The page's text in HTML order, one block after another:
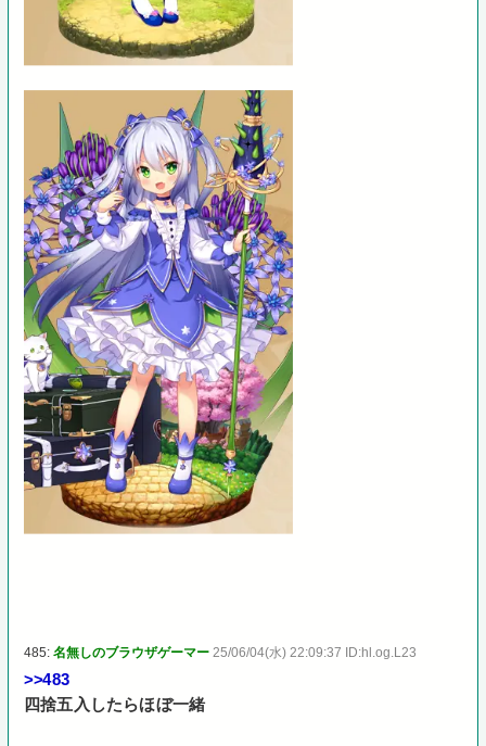
485:名無しのブラウザゲーマー 25/06/04(水) 22:09:37 ID:hl.og.L23
>>483
四捨五入したらほぼ一緒